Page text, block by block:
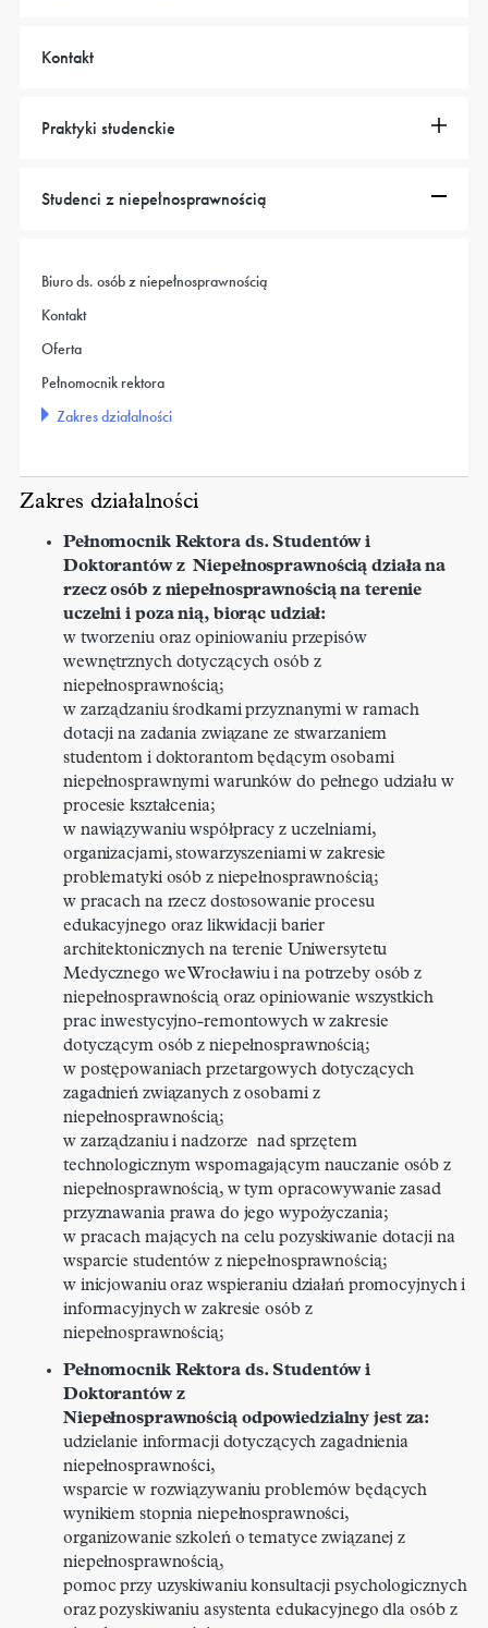
Kontakt
Praktyki studenckie
Studenci z niepełnosprawnością
Biuro ds. osób z niepełnosprawnością
Kontakt
Oferta
Pełnomocnik rektora
Zakres działalności
Zakres działalności
Pełnomocnik Rektora ds. Studentów i
Doktorantów z Niepełnosprawnością działa na
rzecz osób z niepełnosprawnością na terenie
uczelni i poza nią, biorąc udział:
w tworzeniu oraz opiniowaniu przepisów
wewnętrznych dotyczących osób z
niepełnosprawnością;
w zarządzaniu środkami przyznanymi w ramach
dotacji na zadania związane ze stwarzaniem
studentom i doktorantom będącym osobami
niepełnosprawnymi warunków do pełnego udziału w
procesie kształcenia;
w nawiązywaniu współpracy z uczelniami,
organizacjami, stowarzyszeniami w zakresie
problematyki osób z niepełnosprawnością;
w pracach na rzecz dostosowanie procesu
edukacyjnego oraz likwidacji barier
architektonicznych na terenie Uniwersytetu
Medycznego we Wrocławiu i na potrzeby osób z
niepełnosprawnością oraz opiniowanie wszystkich
prac inwestycyjno-remontowych w zakresie
dotyczącym osób z niepełnosprawnością;
w postępowaniach przetargowych dotyczących
zagadnień związanych z osobami z
niepełnosprawnością;
w zarządzaniu i nadzorze nad sprzętem
technologicznym wspomagającym nauczanie osób z
niepełnosprawnością, w tym opracowywanie zasad
przyznawania prawa do jego wypożyczania;
w pracach mających na celu pozyskiwanie dotacji na
wsparcie studentów z niepełnosprawnością;
w inicjowaniu oraz wspieraniu działań promocyjnych i
informacyjnych w zakresie osób z
niepełnosprawnością;
Pełnomocnik Rektora ds. Studentów i
Doktorantów z
Niepełnosprawnością odpowiedzialny jest za:
udzielanie informacji dotyczących zagadnienia
niepełnosprawności,
wsparcie w rozwiązywaniu problemów będących
wynikiem stopnia niepełnosprawności,
organizowanie szkoleń o tematyce związanej z
niepełnosprawnością,
pomoc przy uzyskiwaniu konsultacji psychologicznych
oraz pozyskiwaniu asystenta edukacyjnego dla osób z